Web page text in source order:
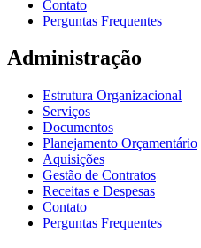
Contato
Perguntas Frequentes
Administração
Estrutura Organizacional
Serviços
Documentos
Planejamento Orçamentário
Aquisições
Gestão de Contratos
Receitas e Despesas
Contato
Perguntas Frequentes